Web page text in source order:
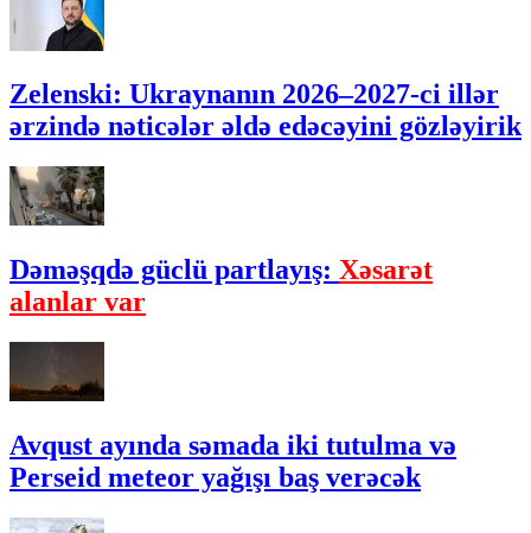
Zelenski: Ukraynanın 2026–2027-ci illər
ərzində nəticələr əldə edəcəyini gözləyirik
Dəməşqdə güclü partlayış: Xəsarət
alanlar var
Avqust ayında səmada iki tutulma və
Perseid meteor yağışı baş verəcək